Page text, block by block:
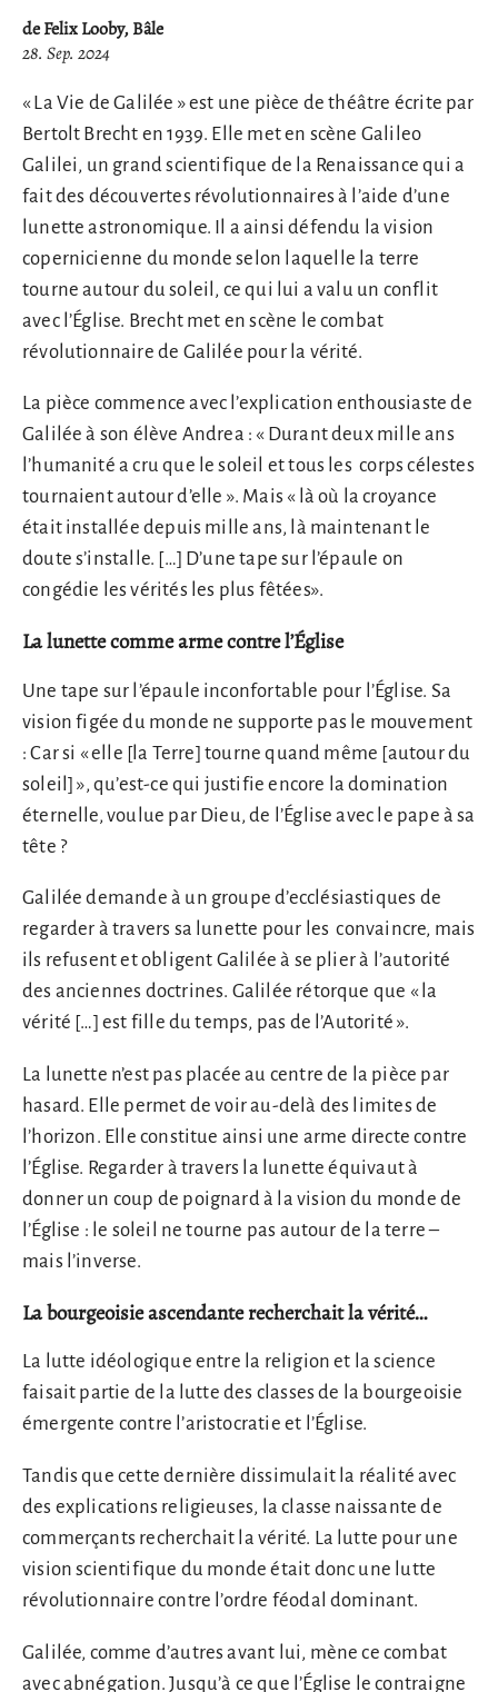
de Felix Looby, Bâle
28. Sep. 2024
« La Vie de Galilée » est une pièce de théâtre écrite par
Bertolt Brecht en 1939. Elle met en scène Galileo
Galilei, un grand scientifique de la Renaissance qui a
fait des découvertes révolutionnaires à l’aide d’une
lunette astronomique. Il a ainsi défendu la vision
copernicienne du monde selon laquelle la terre
tourne autour du soleil, ce qui lui a valu un conflit
avec l’Église. Brecht met en scène le combat
révolutionnaire de Galilée pour la vérité.
La pièce commence avec l’explication enthousiaste de
Galilée à son élève Andrea : « Durant deux mille ans
l’humanité a cru que le soleil et tous les corps célestes
tournaient autour d’elle ». Mais « là où la croyance
était installée depuis mille ans, là maintenant le
doute s’installe. […] D’une tape sur l’épaule on
congédie les vérités les plus fêtées».
La lunette comme arme contre l’Église
Une tape sur l’épaule inconfortable pour l’Église. Sa
vision figée du monde ne supporte pas le mouvement
: Car si « elle [la Terre] tourne quand même [autour du
soleil] », qu’est-ce qui justifie encore la domination
éternelle, voulue par Dieu, de l’Église avec le pape à sa
tête ?
Galilée demande à un groupe d’ecclésiastiques de
regarder à travers sa lunette pour les convaincre, mais
ils refusent et obligent Galilée à se plier à l’autorité
des anciennes doctrines. Galilée rétorque que « la
vérité […] est fille du temps, pas de l’Autorité ».
La lunette n’est pas placée au centre de la pièce par
hasard. Elle permet de voir au-delà des limites de
l’horizon. Elle constitue ainsi une arme directe contre
l’Église. Regarder à travers la lunette équivaut à
donner un coup de poignard à la vision du monde de
l’Église : le soleil ne tourne pas autour de la terre –
mais l’inverse.
La bourgeoisie ascendante recherchait la vérité…
La lutte idéologique entre la religion et la science
faisait partie de la lutte des classes de la bourgeoisie
émergente contre l’aristocratie et l’Église.
Tandis que cette dernière dissimulait la réalité avec
des explications religieuses, la classe naissante de
commerçants recherchait la vérité. La lutte pour une
vision scientifique du monde était donc une lutte
révolutionnaire contre l’ordre féodal dominant.
Galilée, comme d’autres avant lui, mène ce combat
avec abnégation. Jusqu’à ce que l’Église le contraigne